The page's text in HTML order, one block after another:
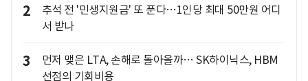
2
추석 전 '민생지원금' 또 푼다…1인당 최대 50만원 어디
서 받나
3
먼저 맺은 LTA, 손해로 돌아올까… SK하이닉스, HBM
선점의 기회비용